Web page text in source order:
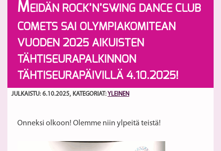
MEIDÄN ROCK’N’SWING DANCE CLUB
COMETS SAI OLYMPIAKOMITEAN
VUODEN 2025 AIKUISTEN
TÄHTISEURAPALKINNON
TÄHTISEURAPÄIVILLÄ 4.10.2025!
JULKAISTU: 6.10.2025, KATEGORIAT: YLEINEN
Onneksi olkoon! Olemme niin ylpeitä teistä!